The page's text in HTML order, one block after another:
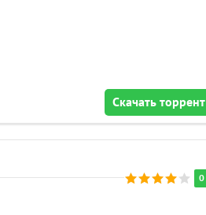
Скачать торрент
0